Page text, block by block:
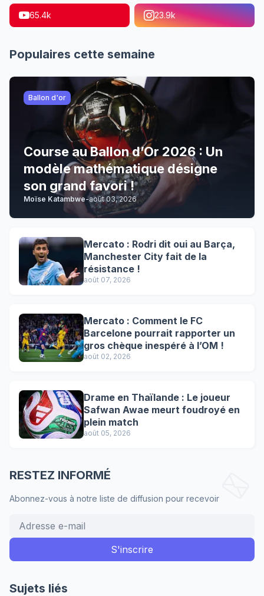
65.4k 23.9k
Populaires cette semaine
Ballon d'or
Course au Ballon d’Or 2026 : Un
modèle mathématique désigne
son grand favori !
Moïse Katambwe-août 03, 2026
Mercato : Rodri dit oui au Barça,
Manchester City fait de la
résistance !
août 07, 2026
Mercato : Comment le FC
Barcelone pourrait rapporter un
gros chèque inespéré à l’OM !
août 02, 2026
Drame en Thaïlande : Le joueur
Safwan Awae meurt foudroyé en
plein match
août 05, 2026
RESTEZ INFORMÉ
Abonnez-vous à notre liste de diffusion pour recevoir
Sujets liés